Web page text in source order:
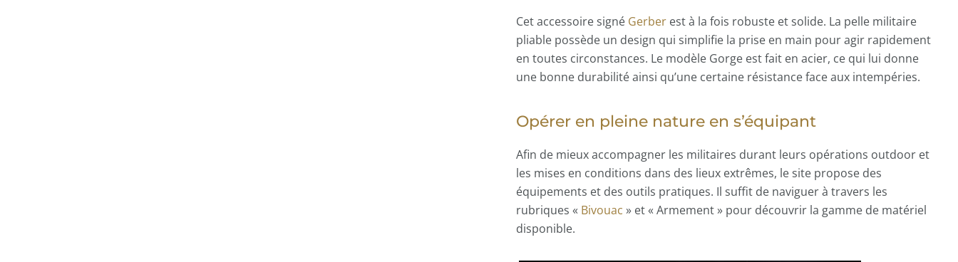
Cet accessoire signé Gerberest à la fois robuste et solide. La pelle militaire
pliable possède un design qui simplifie la prise en main pour agir rapidement
en toutes circonstances. Le modèle Gorge est fait en acier, ce qui lui donne
une bonne durabilité ainsi qu’une certaine résistance face aux intempéries.
Opérer en pleine nature en s’équipant
Afin de mieux accompagner les militaires durant leurs opérations outdoor et
les mises en conditions dans des lieux extrêmes, le site propose des
équipements et des outils pratiques. Il suffit de naviguer à travers les
rubriques « Bivouac » et « Armement » pour découvrir la gamme de matériel
disponible.